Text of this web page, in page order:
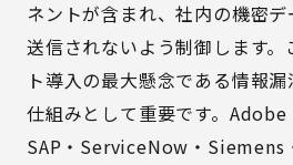
ネントが含まれ、社内の機密
送信されないよう制御します
ト導入の最大懸念である情報
仕組みとして重要です。
SAP・ServiceNow・